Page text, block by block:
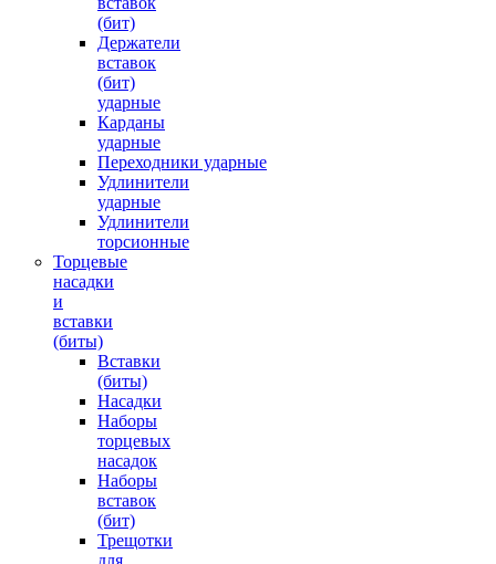
(бит)
Держатели
вставок
(бит)
ударные
Карданы
ударные
Переходники ударные
Удлинители
ударные
Удлинители
торсионные
Торцевые
насадки
и
вставки
(биты)
Вставки
(биты)
Насадки
Наборы
торцевых
насадок
Наборы
вставок
(бит)
Трещотки
для